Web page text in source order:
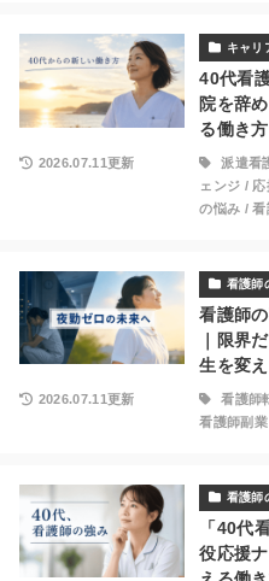
キャリ
40代看
院を辞
る働き
2026.07.11更新 派遣看
ェンジ / 応
の悩み /看
看護師
看護師
｜限界
生を変
2026.07.11更新 看護師
看護師副業
看護師
「40代
役応援